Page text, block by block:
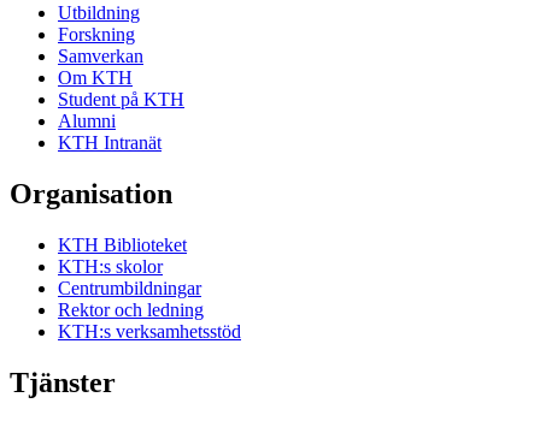
Utbildning
Forskning
Samverkan
Om KTH
Student på KTH
Alumni
KTH Intranät
Organisation
KTH Biblioteket
KTH:s skolor
Centrumbildningar
Rektor och ledning
KTH:s verksamhetsstöd
Tjänster